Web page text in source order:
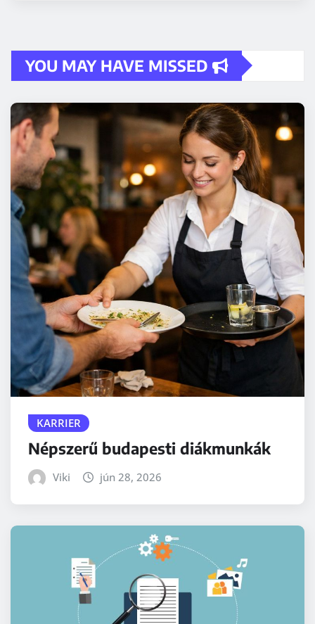
YOU MAY HAVE MISSED
KARRIER
Népszerű budapesti diákmunkák
Viki jún 28, 2026